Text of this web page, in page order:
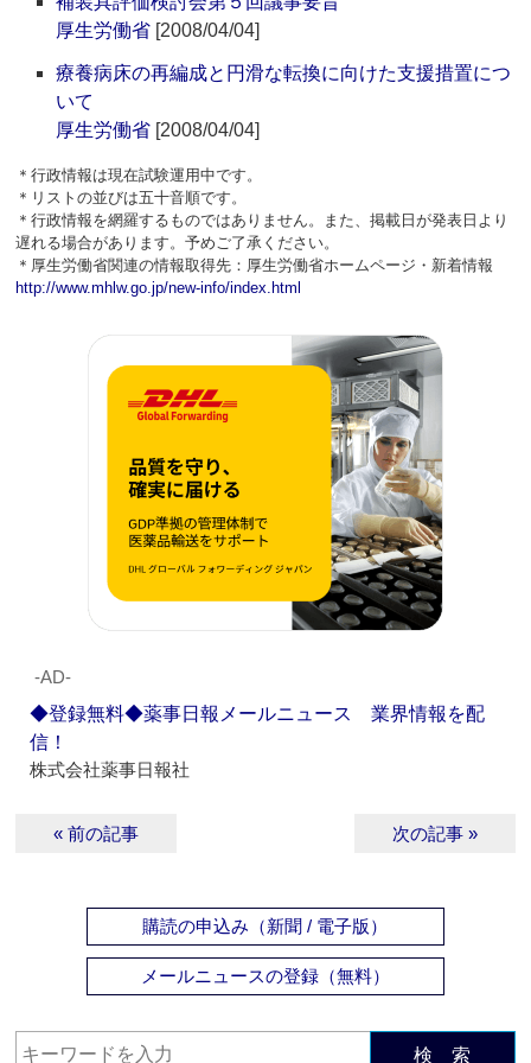
厚生労働省 [2008/04/04]
療養病床の再編成と円滑な転換に向けた支援措置につ
いて
厚生労働省 [2008/04/04]
＊行政情報は現在試験運用中です。
＊リストの並びは五十音順です。
＊行政情報を網羅するものではありません。また、掲載日が発表日より
遅れる場合があります。予めご了承ください。
＊厚生労働省関連の情報取得先：厚生労働省ホームページ・新着情報
http://www.mhlw.go.jp/new-info/index.html
‐AD‐
◆登録無料◆薬事日報メールニュース 業界情報を配
信！
株式会社薬事日報社
« 前の記事 次の記事 »
購読の申込み（新聞 / 電子版）
メールニュースの登録（無料）
検 索